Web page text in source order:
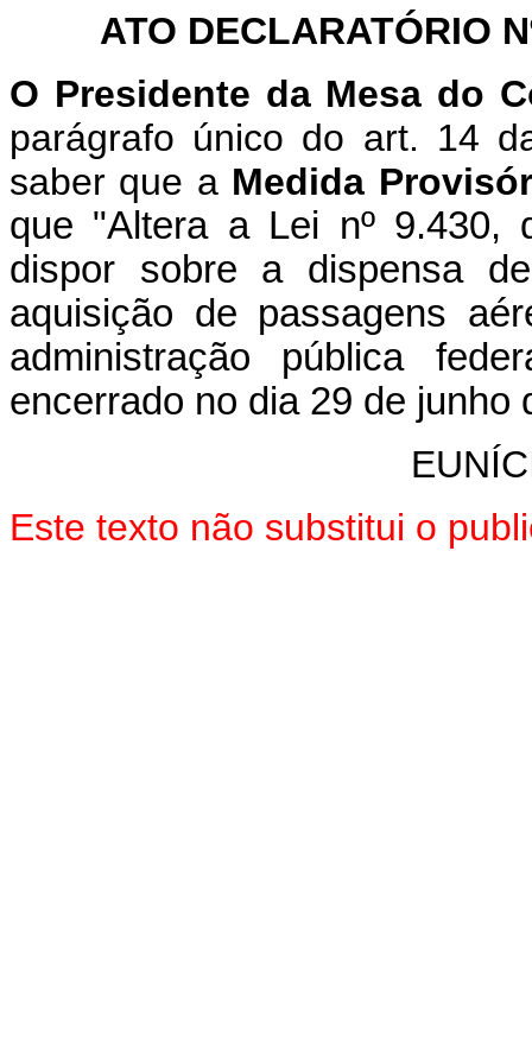
ATO DECLARATÓRIO
O Presidente da Mesa do
parágrafo único do art. 14
saber que a Medida
que "Altera a Lei nº 9.430,
dispor sobre a dispensa
aquisição de passagens
administração pública
encerrado no dia 29 de junho
Este texto não substitui o